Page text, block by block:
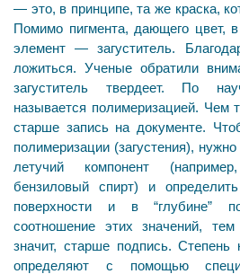
— это, в принципе, та же краска,
Помимо пигмента, дающего цвет,
элемент — загуститель.
ложиться. Ученые обратили
загуститель твердеет. По
называется полимеризацией. Чем
старше запись на документе.
полимеризации (загустения),
летучий компонент
бензиловый спирт) и
поверхности и в “глубине”
соотношение этих значений,
значит, старше подпись. Степень
определяют с помощью